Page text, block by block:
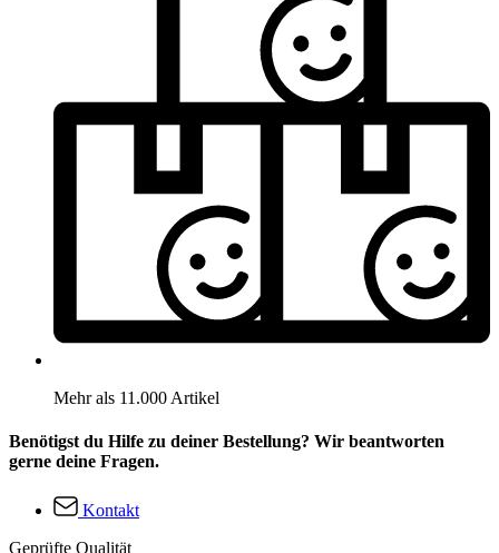
Mehr als 11.000 Artikel
Benötigst du Hilfe zu deiner Bestellung? Wir beantworten
gerne deine Fragen.
Kontakt
Geprüfte Qualität